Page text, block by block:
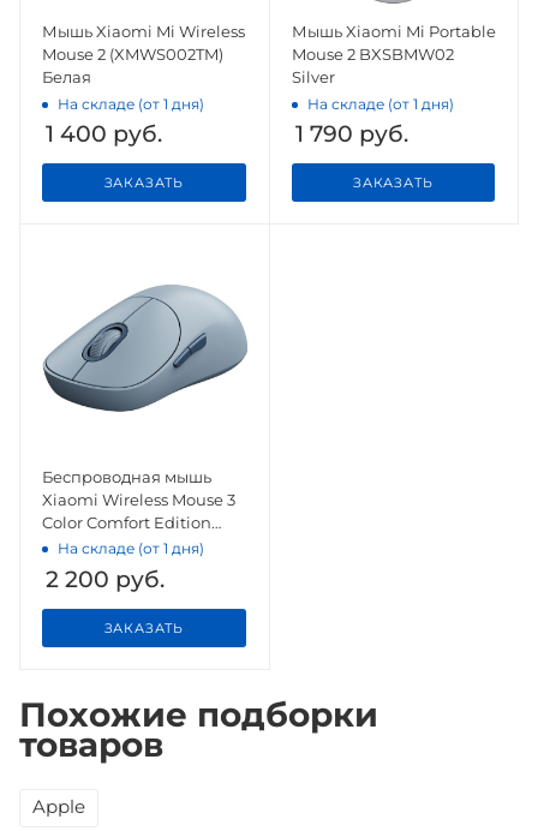
Мышь Xiaomi Mi Wireless
Mouse 2 (XMWS002TM)
Белая
На складе (от 1 дня)
1 400 руб.
ЗАКАЗАТЬ
Мышь Xiaomi Mi Portable
Mouse 2 BXSBMW02
Silver
На складе (от 1 дня)
1 790 руб.
ЗАКАЗАТЬ
Беспроводная мышь
Xiaomi Wireless Mouse 3
Color Comfort Edition
XMWSBOEYM Blue
На складе (от 1 дня)
2 200 руб.
ЗАКАЗАТЬ
Похожие подборки
товаров
Apple